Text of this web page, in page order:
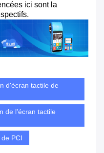
ici sont la
d'écran tactile de
de l'écran tactile
PCI